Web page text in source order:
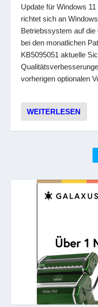
Update für Windows
richtet sich an
Betriebssystem auf die
bei den monatlichen
KB5095051 aktuelle
vorherigen optionalen
WEITERLESEN